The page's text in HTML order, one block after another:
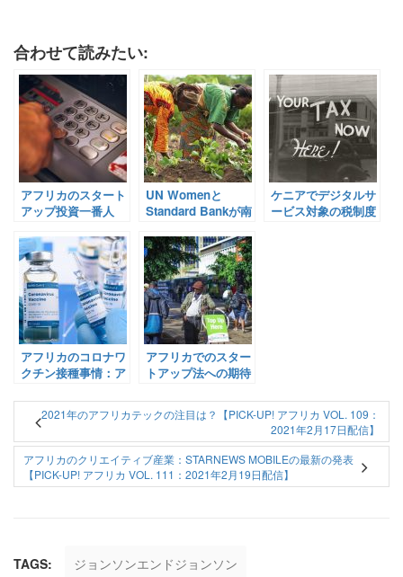
合わせて読みたい:
アフリカのスタート
アップ投資一番人
見る！【Pick-Up!
アフリカ Vol. 97：
2021年2月3日配信】
UN Womenと
Standard Bankが南
のエンパワーメント
を目指す農業開発プ
ロジェクトを実施
【Pick-Up! アフリ
カ Vol. 38 (投稿：
2020年11月17日)】
ケニアでデジタルサ
ービス対象の税制度
アフリカのコロナワ
クチン接種事情：ア
良い会社は？
【Pick-Up! アフリ
カ Vol. 104：2021年
2月11日配信】
アフリカでのスター
トアップ法への期待
カ Vol. 62：2020年
12月16日配信】
2021年のアフリカテックの注目は？【PICK-UP! アフリカ VOL. 109：
2021年2月17日配信】
アフリカのクリエイティブ産業：STARNEWS MOBILEの最新の発表
【PICK-UP! アフリカ VOL. 111：2021年2月19日配信】
TAGS: ジョンソンエンドジョンソン